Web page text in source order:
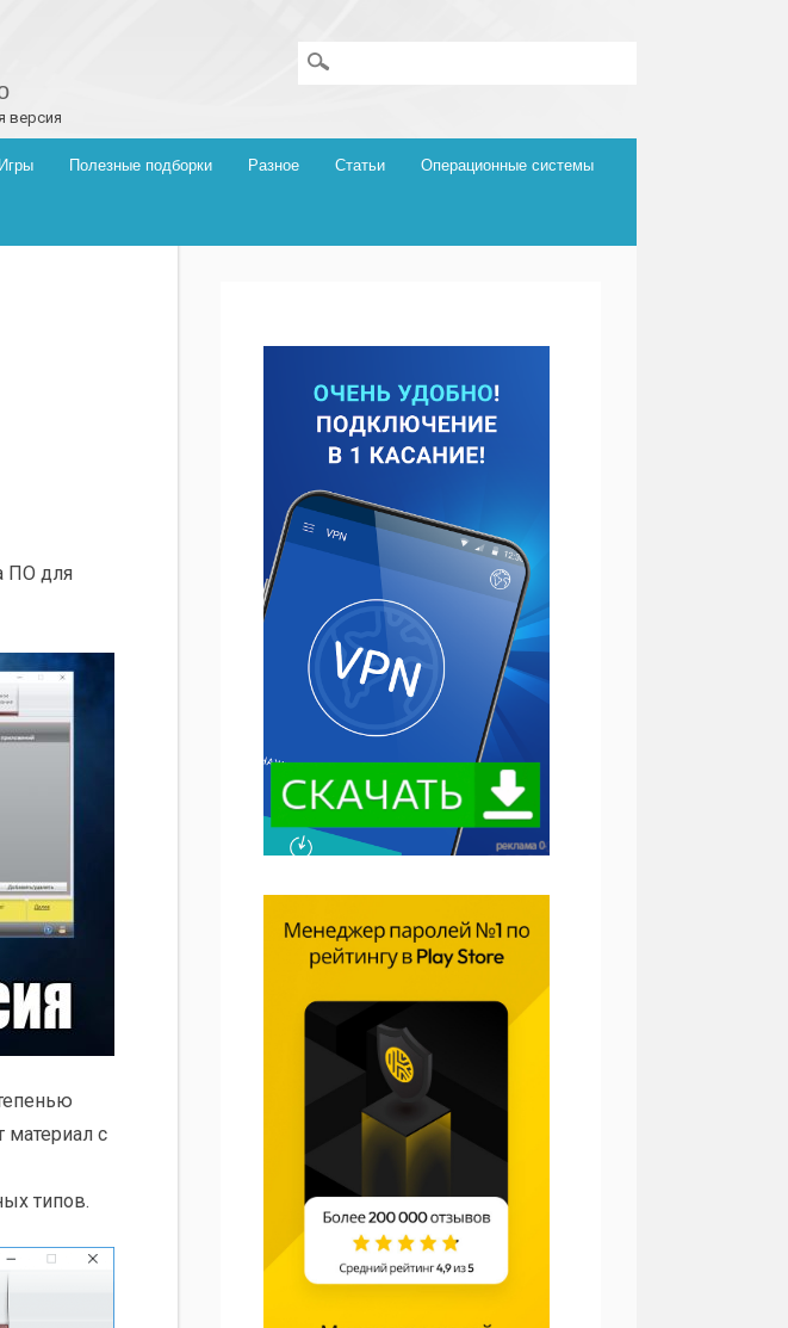
версия
Игры Полезные подборки Разное Статьи Операционные системы
ПО для
материал с
типов.